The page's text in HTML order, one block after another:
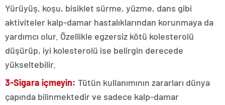
Yürüyüş, koşu, bisiklet sürme, yüzme, dans gibi
aktiviteler kalp-damar hastalıklarından korunmaya da
yardımcı olur. Özellikle egzersiz kötü kolesterolü
düşürüp, iyi kolesterolü ise belirgin derecede
yükseltebilir.
3-Sigara içmeyin: Tütün kullanımının zararları dünya
çapında bilinmektedir ve sadece kalp-damar